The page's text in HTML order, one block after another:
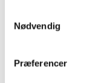
Nødvendig
Præferencer
kategorier
Ydelser og
naturligt